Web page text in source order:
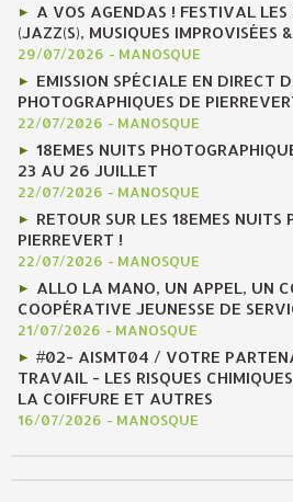
A VOS AGENDAS ! FESTIVAL
(JAZZ(S), MUSIQUES IMPROVISÉES
29/07/2026 - MANOSQUE
EMISSION SPÉCIALE EN DIRECT
PHOTOGRAPHIQUES DE
22/07/2026 - MANOSQUE
18EMES NUITS
23 AU 26 JUILLET
22/07/2026 - MANOSQUE
RETOUR SUR LES 18EMES NUITS
PIERREVERT !
22/07/2026 - MANOSQUE
ALLO LA MANO, UN APPEL, UN
COOPÉRATIVE JEUNESSE DE
21/07/2026 - MANOSQUE
#02- AISMT04 / VOTRE
TRAVAIL - LES RISQUES
LA COIFFURE ET AUTRES
16/07/2026 - MANOSQUE